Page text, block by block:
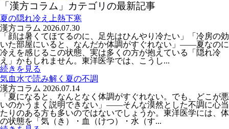
「漢方コラム」カテゴリの最新記事
夏の隠れ冷え上熱下寒
漢方コラム 2026.07.30
「顔は暑くてほてるのに、足先はひんやり冷たい」「冷房の効
いた部屋にいると、なんだか体調がすぐれない」――夏なのに
冷えを感じるこの状態、実は多くの方が抱えている「隠れ冷
え」かもしれません。東洋医学では、こうし...
続きを見る
気血水で読み解く夏の不調
漢方コラム 2026.07.14
「夏になると、なんとなく体調がすぐれない。でも、どこが悪
いのかうまく説明できない」――そんな漠然とした不調に心当
たりのある方も多いのではないでしょうか。東洋医学には、体
の状態を「気（き）・血（けつ）・水（す...